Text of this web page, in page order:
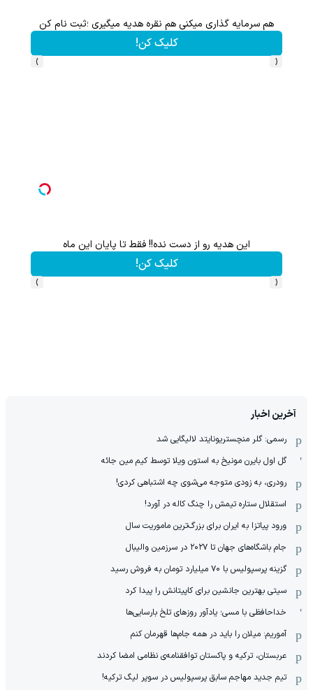
هم سرمایه گذاری میکنی هم نقره هدیه میگیری ؛ثبت نام کن
کلیک کن!
‹
›
این هدیه رو از دست نده!! فقط تا پایان این ماه
کلیک کن!
‹
›
آخرین اخبار
رسمی: گلر منچستریونایتد لالیگایی شد
گل اول بایرن مونیخ به استون ویلا توسط کیم مین جائه
رودری، به زودی متوجه می‌شوی چه اشتباهی کردی!
استقلال ستاره تیمش را چنگ کاله در آورد!
ورود پیاتزا به ایران برای بزرگ‌ترین ماموریت سال
جام باشگاه‌های جهان تا ۲۰۲۷ در سرزمین والیبال
گزینه پرسپولیس با ۷۰ میلیارد تومان به فروش رسید
سیتی بهترین جانشین برای کاپیتانش را پیدا کرد
خداحافظی با مسی؛ یادآور روزهای تلخ بارسایی‌ها
آموریم: میلان را باید در همه جام‌ها قهرمان کنم
عربستان، ترکیه و پاکستان توافقنامه‌ی نظامی امضا کردند
تیم جدید مهاجم سابق پرسپولیس در سوپر لیگ ترکیه!